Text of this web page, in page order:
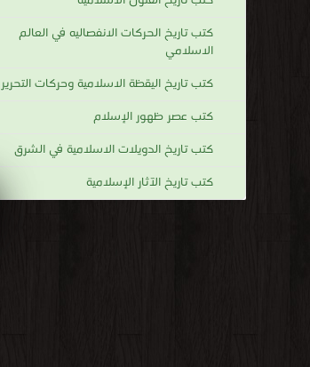
كتب تاريخ الحركات الانفصاليه في العالم
الاسلامي
كتب تاريخ اليقظة الاسلامية وحركات التحرير
كتب عصر ظهور الإسلام
كتب تاريخ الدويلات الاسلامية في الشرق
كتب تاريخ الآثار الإسلامية